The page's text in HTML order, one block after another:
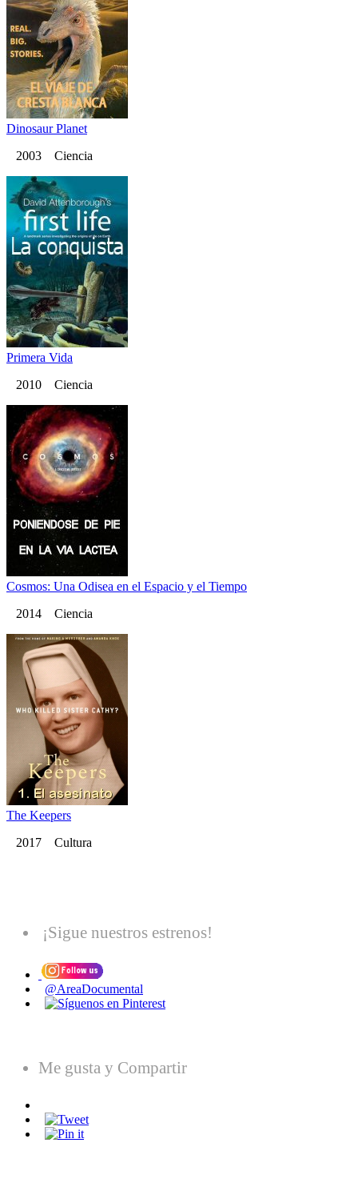
Dinosaur Planet
2003 Ciencia
Primera Vida
2010 Ciencia
Cosmos: Una Odisea en el Espacio y el Tiempo
2014 Ciencia
The Keepers
2017 Cultura
¡Sigue nuestros estrenos!
@AreaDocumental
Me gusta y Compartir